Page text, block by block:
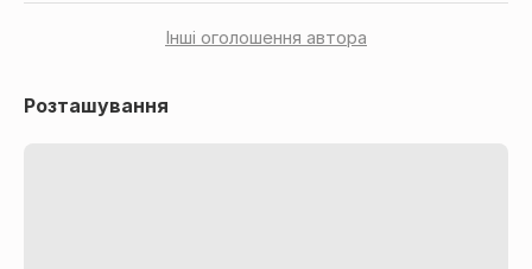
Інші оголошення автора
Розташування